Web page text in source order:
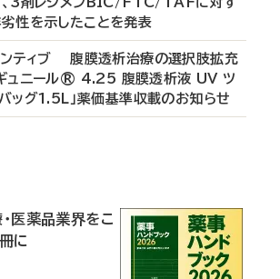
性を示したことを発表
ンティブ 腹膜透析治療の選択肢拡充
ギュニール® 4.25 腹膜透析液 UV ツ
ッグ1.5L」薬価基準収載のお知らせ
・医薬品業界をこ
に